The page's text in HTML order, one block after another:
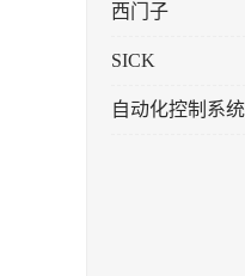
西门子
SICK
自动化控制系统